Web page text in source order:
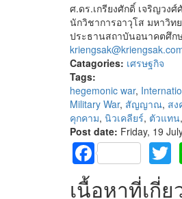
ศ.ดร.เกรียงศักดิ์ เจริญวงศ์
นักวิชาการอาวุโส มหาวิท
ประธานสถาบันอนาคตศึก
Catagories: เศรษฐกิจ
Tags:
hegemonic war,
Military War, สัญญาณ, สง
คุกคาม, นิวเคลียร์, ตัวแทน,
Post date: Friday, 19
เนื้อหาที่เกี่ย